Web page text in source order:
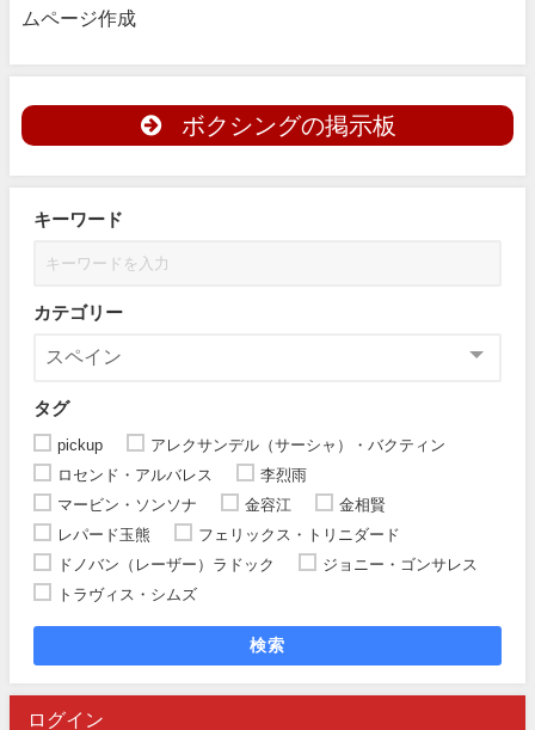
ムページ作成
ボクシングの掲示板
キーワード
カテゴリー
タグ
pickup
アレクサンデル（サーシャ）・バクティン
ロセンド・アルバレス
李烈雨
マービン・ソンソナ
金容江
金相賢
レパード玉熊
フェリックス・トリニダード
ドノバン（レーザー）ラドック
ジョニー・ゴンサレス
トラヴィス・シムズ
検索
ログイン